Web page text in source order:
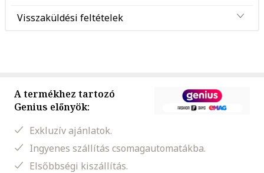
Visszaküldési feltételek
A termékhez tartozó
Genius előnyök:
Exkluzív ajánlatok.
Ingyenes szállítás csomagautomatákba.
Elsőbbségi kiszállítás.